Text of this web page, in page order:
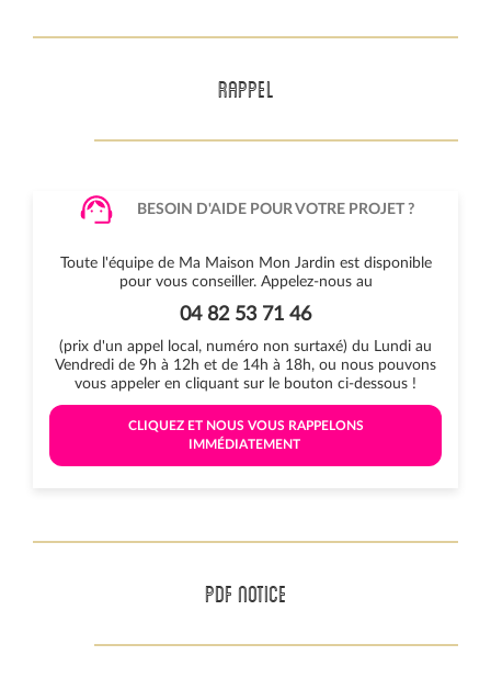
RAPPEL
BESOIN D'AIDE POUR VOTRE PROJET ?
Toute l'équipe de Ma Maison Mon Jardin est disponible
pour vous conseiller. Appelez-nous au
04 82 53 71 46
(prix d'un appel local, numéro non surtaxé) du Lundi au
Vendredi de 9h à 12h et de 14h à 18h, ou nous pouvons
vous appeler en cliquant sur le bouton ci-dessous !
IMMÉDIATEMENT
PDF NOTICE